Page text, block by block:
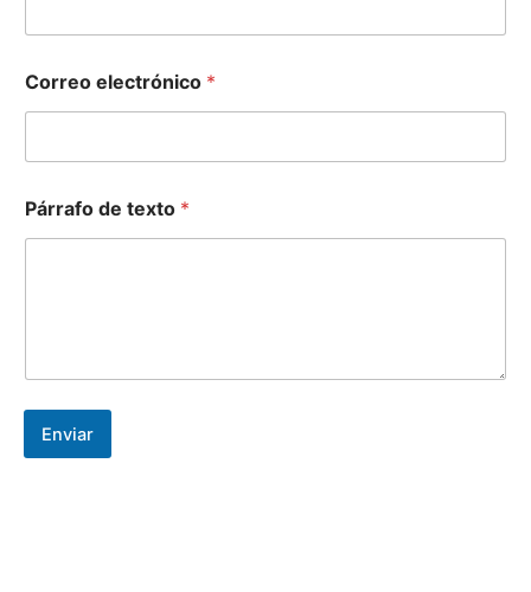
Correo electrónico *
*
C
Párrafo de texto *
Enviar